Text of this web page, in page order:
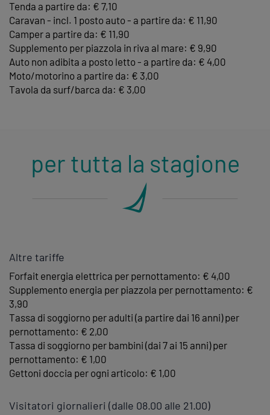
Tenda a partire da: € 7,10
Caravan - incl. 1 posto auto - a partire da: € 11,90
Camper a partire da: € 11,90
Supplemento per piazzola in riva al mare: € 9,90
Auto non adibita a posto letto - a partire da: € 4,00
Moto/motorino a partire da: € 3,00
Tavola da surf/barca da: € 3,00
per tutta la stagione
Altre tariffe
Forfait energia elettrica per pernottamento: € 4,00
Supplemento energia per piazzola per pernottamento: €
3,90
Tassa di soggiorno per adulti (a partire dai 16 anni) per
pernottamento: € 2,00
Tassa di soggiorno per bambini (dai 7 ai 15 anni) per
pernottamento: € 1,00
Gettoni doccia per ogni articolo: € 1,00
Visitatori giornalieri (dalle 08.00 alle 21.00)